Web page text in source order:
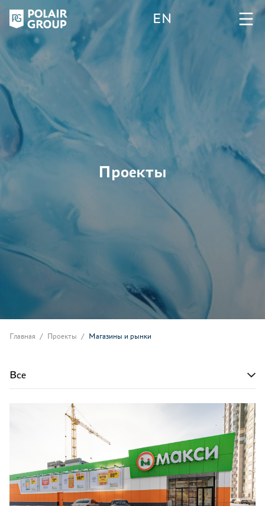
EN
Проекты
Главная Проекты Магазины и рынки
Все
Магазины и рынки
Рестораны и бары
Фастфуды
АЗС